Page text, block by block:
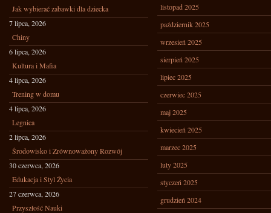
Jak wybierać zabawki dla dziecka
7 lipca, 2026
Chiny
6 lipca, 2026
Kultura i Mafia
4 lipca, 2026
Trening w domu
4 lipca, 2026
Legnica
2 lipca, 2026
Środowisko i Zrównoważony Rozwój
30 czerwca, 2026
Edukacja i Styl Życia
27 czerwca, 2026
Przyszłość Nauki
listopad 2025
październik 2025
wrzesień 2025
sierpień 2025
lipiec 2025
czerwiec 2025
maj 2025
kwiecień 2025
marzec 2025
luty 2025
styczeń 2025
grudzień 2024